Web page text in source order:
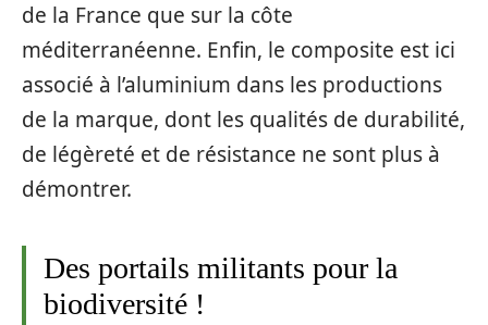
de la France que sur la côte
méditerranéenne. Enfin, le composite est ici
associé à l’aluminium dans les productions
de la marque, dont les qualités de durabilité,
de légèreté et de résistance ne sont plus à
démontrer.
Des portails militants pour la
biodiversité !